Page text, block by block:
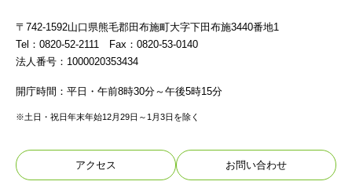
〒742-1592山口県熊毛郡田布施町大字下田布施3440番地1
Tel：0820-52-2111 Fax：0820-53-0140
法人番号：1000020353434
開庁時間：平日・午前8時30分～午後5時15分
※土日・祝日年末年始12月29日～1月3日を除く
アクセス お問い合わせ